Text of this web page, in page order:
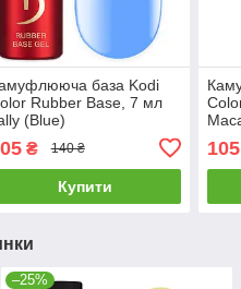
база Kodi
Rubber Base, 7 мл
(Blue)
₴ 140 ₴
Купити
105
–25%